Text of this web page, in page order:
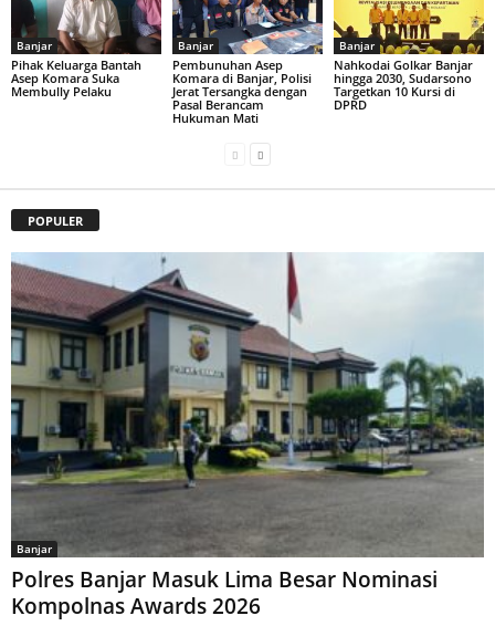
Banjar
Pihak Keluarga Bantah
Asep Komara Suka
Membully Pelaku
Banjar
Pembunuhan Asep
Komara di Banjar, Polisi
Jerat Tersangka dengan
Pasal Berancam
Hukuman Mati
Banjar
Nahkodai Golkar Banjar
hingga 2030, Sudarsono
Targetkan 10 Kursi di
DPRD
POPULER
Banjar
Polres Banjar Masuk Lima Besar Nominasi
Kompolnas Awards 2026